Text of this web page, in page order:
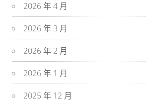
2026 年 4 月
2026 年 3 月
2026 年 2 月
2026 年 1 月
2025 年 12 月